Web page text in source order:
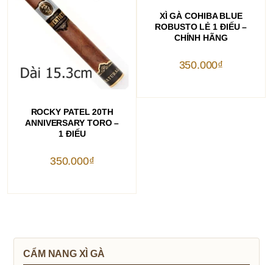
ROCKY PATEL 20TH
ANNIVERSARY TORO –
1 ĐIẾU
350.000₫
THÊM VÀO GIỎ HÀNG
XÌ GÀ COHIBA BLUE
ROBUSTO LẺ 1 ĐIẾU –
CHÍNH HÃNG
350.000₫
CẨM NANG XÌ GÀ